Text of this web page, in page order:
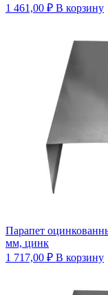
1 461,00 ₽ В корзину
Парапет
мм, цинк
1 717,00 ₽ В корзину